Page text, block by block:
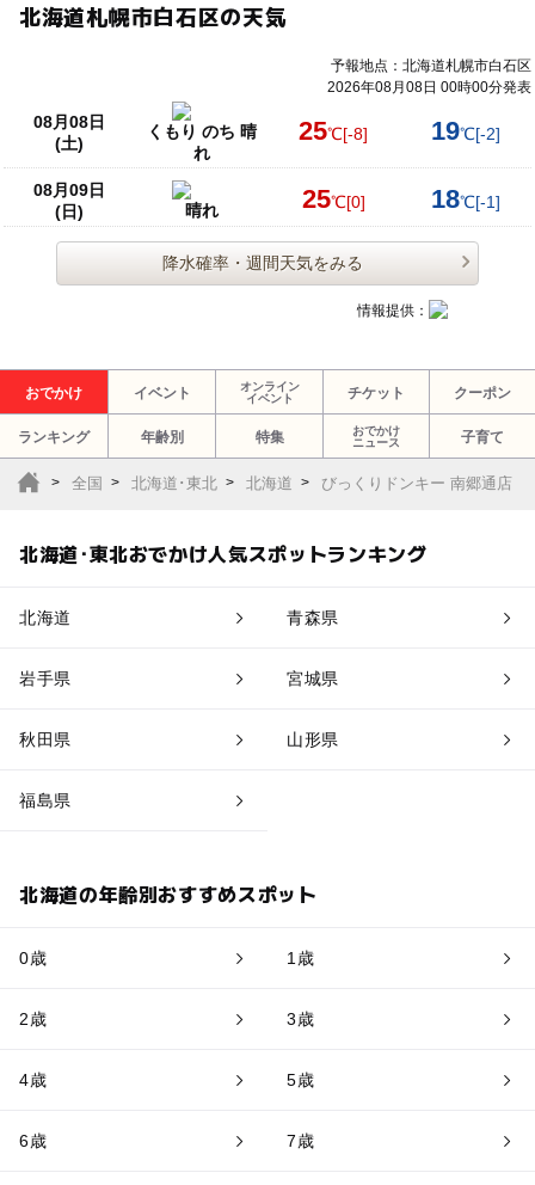
北海道札幌市白石区の天気
予報地点：北海道札幌市白石区
2026年08月08日 00時00分発表
08月08日
(土)
くもり のち 晴
れ
25℃[-8] 19℃[-2]
08月09日
(日)
晴れ 25℃[0] 18℃[-1]
降水確率・週間天気をみる
情報提供：
おでかけ イベント
オンライン
イベント
チケット クーポン
ランキング 年齢別 特集
おでかけ
ニュース
子育て
全国 北海道･東北 北海道 びっくりドンキー 南郷通店
北海道･東北おでかけ人気スポットランキング
北海道 青森県
岩手県 宮城県
秋田県 山形県
福島県
北海道の年齢別おすすめスポット
0歳 1歳
2歳 3歳
4歳 5歳
6歳 7歳